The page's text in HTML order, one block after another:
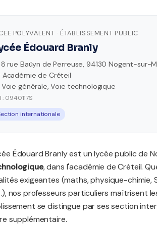
POLYVALENT · ÉTABLISSEMENT PUBLIC
Édouard Branly
8 rue Baüyn de Perreuse, 94130 Nogent-sur-
Académie de Créteil
Voie générale, Voie technologique
: 0940117S
internationale
Édouard Branly est un lycée public
, dans l'académie de Créteil.
exigeantes (maths, physique-chimie,
nos professeurs particuliers maîtrisent
se distingue par ses section
supplémentaire.